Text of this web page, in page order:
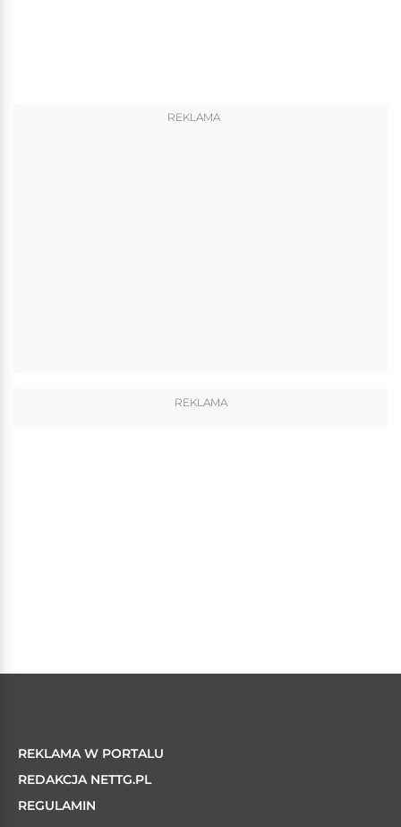
REKLAMA
REKLAMA
REKLAMA W PORTALU
REDAKCJA NETTG.PL
REGULAMIN